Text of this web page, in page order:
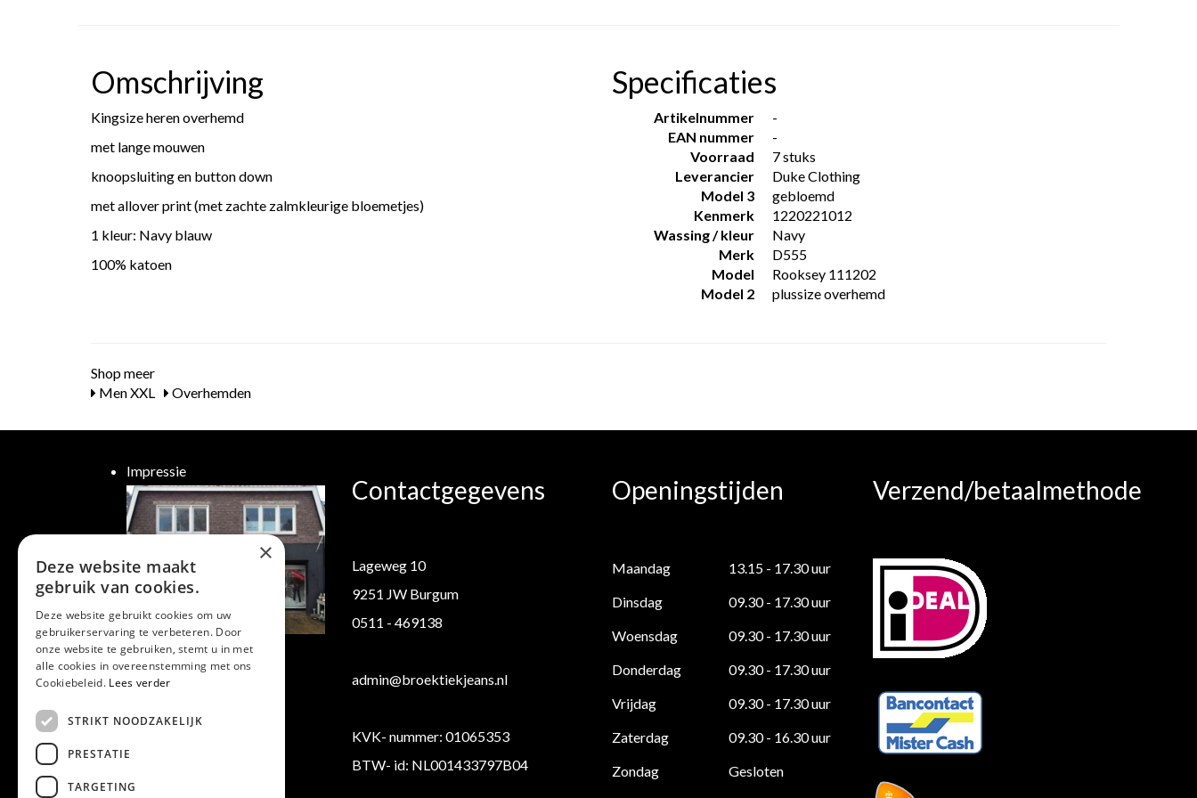
Omschrijving
Kingsize heren overhemd
met lange mouwen
knoopsluiting en button down
met allover print (met zachte zalmkleurige bloemetjes)
1 kleur: Navy blauw
100% katoen
Specificaties
Artikelnummer
-
EAN nummer
-
Voorraad
7 stuks
Leverancier
Duke Clothing
Model 3
gebloemd
Kenmerk
1220221012
Wassing / kleur
Navy
Merk
D555
Model
Rooksey 111202
Model 2
plussize overhemd
Shop meer
Men XXL
Overhemden
Impressie
Klantenservice
Verzending/ Retourneren
Contactgegevens
Lageweg 10
9251 JW Burgum
0511 - 469138
admin@broektiekjeans.nl
KVK- nummer: 01065353
BTW- id: NL001433797B04
Openingstijden
Maandag
13.15 - 17.30 uur
Dinsdag
09.30 - 17.30 uur
Woensdag
09.30 - 17.30 uur
Donderdag
09.30 - 17.30 uur
Vrijdag
09.30 - 17.30 uur
Zaterdag
09.30 - 16.30 uur
Zondag
Gesloten
Verzend/betaalmethode
×
Deze website maakt
gebruik van cookies.
Deze website gebruikt cookies om uw
gebruikerservaring te verbeteren. Door
onze website te gebruiken, stemt u in met
alle cookies in overeenstemming met ons
Cookiebeleid. Lees verder
STRIKT NOODZAKELIJK
PRESTATIE
TARGETING